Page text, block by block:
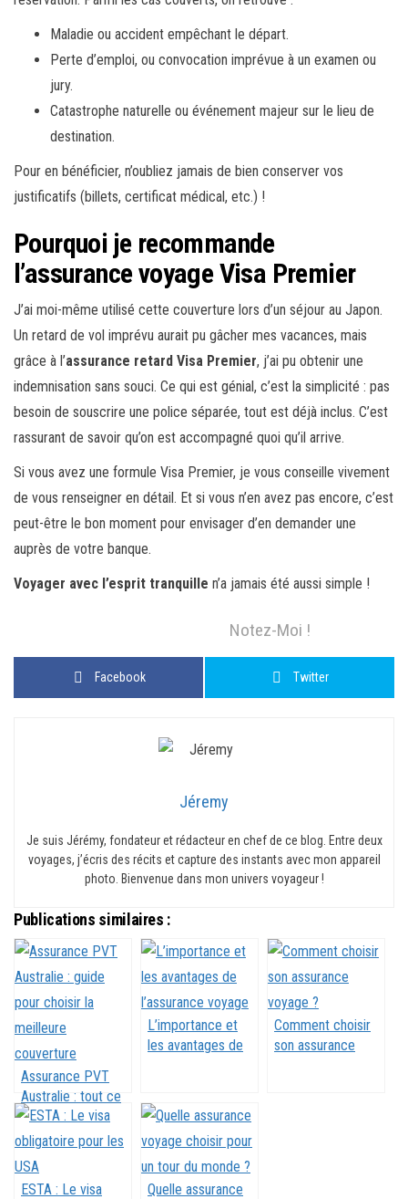
Maladie ou accident empêchant le départ.
Perte d’emploi, ou convocation imprévue à un examen ou
jury.
Catastrophe naturelle ou événement majeur sur le lieu de
destination.
Pour en bénéficier, n’oubliez jamais de bien conserver vos
justificatifs (billets, certificat médical, etc.) !
Pourquoi je recommande
l’assurance voyage Visa Premier
J’ai moi-même utilisé cette couverture lors d’un séjour au Japon.
Un retard de vol imprévu aurait pu gâcher mes vacances, mais
grâce à l’assurance retard Visa Premier, j’ai pu obtenir une
indemnisation sans souci. Ce qui est génial, c’est la simplicité : pas
besoin de souscrire une police séparée, tout est déjà inclus. C’est
rassurant de savoir qu’on est accompagné quoi qu’il arrive.
Si vous avez une formule Visa Premier, je vous conseille vivement
de vous renseigner en détail. Et si vous n’en avez pas encore, c’est
peut-être le bon moment pour envisager d’en demander une
auprès de votre banque.
Voyager avec l’esprit tranquille n’a jamais été aussi simple !
Notez-Moi !
Facebook Twitter
Jéremy
Je suis Jérémy, fondateur et rédacteur en chef de ce blog. Entre deux
voyages, j’écris des récits et capture des instants avec mon appareil
photo. Bienvenue dans mon univers voyageur !
Publications similaires :
Assurance PVT
Australie : tout ce
que vous devez
savoir
L’importance et
les avantages de
Comment choisir
son assurance
ESTA : Le visa
Quelle assurance